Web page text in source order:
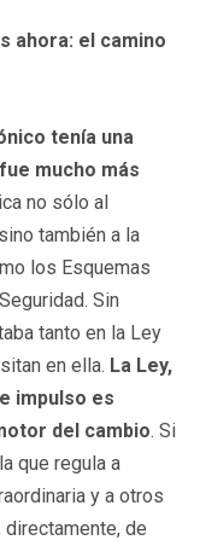
ahora: el camino
tenía una
mucho más
no sólo al
también a la
los Esquemas
Sin
tanto en la Ley
en ella. La Ley,
impulso es
del cambio. Si
que regula a
y a otros
de